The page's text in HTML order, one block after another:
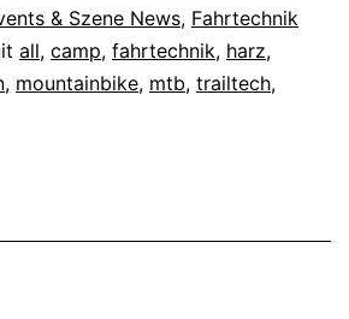
& Szene News, Fahrtechnik
all, camp, fahrtechnik, harz,
, mountainbike, mtb, trailtech,